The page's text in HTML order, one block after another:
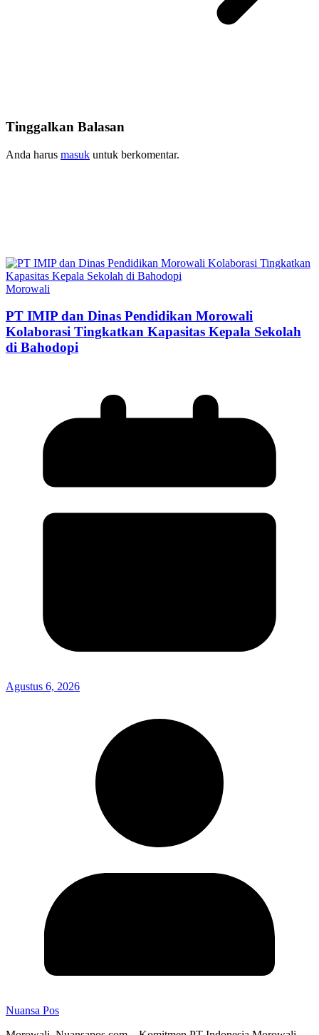
Tinggalkan Balasan
Anda harus masuk untuk berkomentar.
Morowali
PT IMIP dan Dinas Pendidikan Morowali
Kolaborasi Tingkatkan Kapasitas Kepala Sekolah
di Bahodopi
Agustus 6, 2026
Nuansa Pos